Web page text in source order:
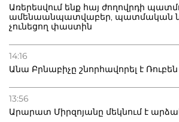
Առերեսվում ենք հայ ժողովրդի
ամենաանպատվաբեր, պատմական
չունեցող փաստին
14:16
Անա Բրնաբիչը շնորհավորել է
13:56
Արարատ Միրզոյանը մեկնում է